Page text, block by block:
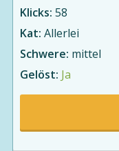
Klicks: 58
Kat: Allerlei
Schwere: mittel
Gelöst: Ja